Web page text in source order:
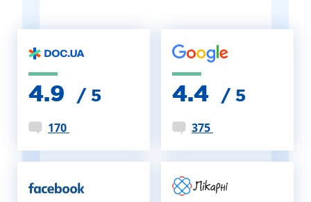
4.9 / 5
170
4.4 / 5
375